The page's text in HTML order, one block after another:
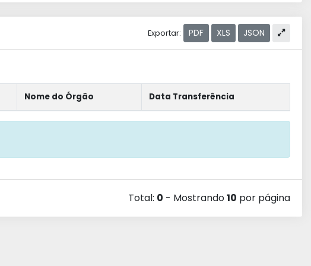
Exportar: PDF XLS JSON
Nome do Órgão Data Transferência
Total: 0 - Mostrando10 por página